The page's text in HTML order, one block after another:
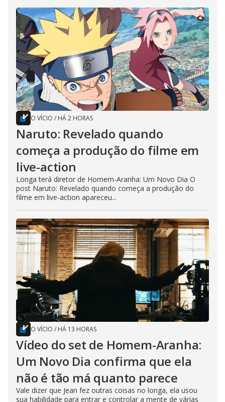
O VÍCIO / HÁ 2 HORAS
Naruto: Revelado quando
começa a produção do filme em
live-action
Longa terá diretor de Homem-Aranha: Um Novo Dia O
post Naruto: Revelado quando começa a produção do
filme em live-action apareceu...
O VÍCIO / HÁ 13 HORAS
Vídeo do set de Homem-Aranha:
Um Novo Dia confirma que ela
não é tão má quanto parece
Vale dizer que Jean fez outras coisas no longa, ela usou
sua habilidade para entrar e controlar a mente de várias